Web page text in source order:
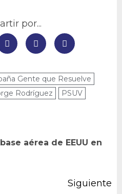
por...
Gente que Resuelve
Rodríguez PSUV
aérea de EEUU en
Siguiente